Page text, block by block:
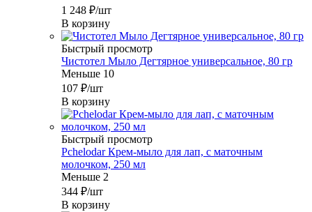
1 248 ₽/шт
В корзину
Быстрый просмотр
Чистотел Мыло Дегтярное универсальное, 80 гр
Меньше 10
107 ₽/шт
В корзину
Быстрый просмотр
Pchelodar Крем-мыло для лап, с маточным
молочком, 250 мл
Меньше 2
344 ₽/шт
В корзину